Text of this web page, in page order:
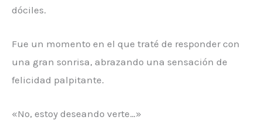
dóciles.
Fue un momento en el que traté de responder con
una gran sonrisa, abrazando una sensación de
felicidad palpitante.
«No, estoy deseando verte…»